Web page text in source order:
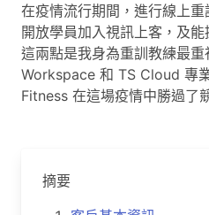
在疫情流行期間，進行線上
開放學員加入視訊上客，及
這兩點是我身為重訓教練最
Workspace 和 TS Cloud 專
Fitness 在這場疫情中勝過了
摘要